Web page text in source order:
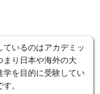
ているのはアカデミッ
まり日本や海外の大
学を目的に受験してい
。